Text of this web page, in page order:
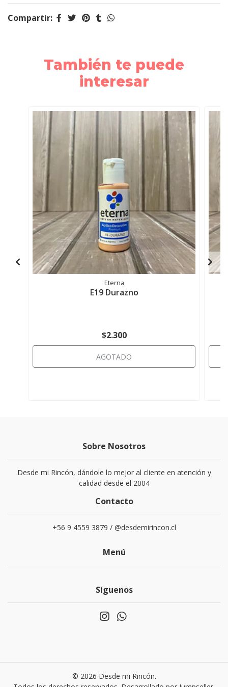
Compartir:
También te puede
interesar
Eterna
E19 Durazno
$2.300
AGOTADO
Sobre Nosotros
Desde mi Rincón, dándole lo mejor al cliente en atención y
calidad desde el 2004
Contacto
+56 9 4559 3879 / @desdemirincon.cl
Menú
Síguenos
© 2026 Desde mi Rincón.